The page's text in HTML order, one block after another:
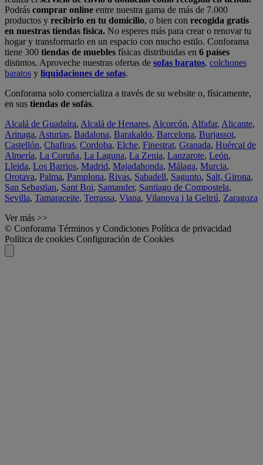
Podrás comprar online entre nuestra gama de más de 7.000
productos y recibirlo en tu domicilio, o bien con recogida gratis
en nuestras tiendas física. No esperes más para crear o renovar tu
hogar y transformarlo en un espacio con mucho estilo. Conforama
tiene 300 tiendas de muebles físicas distribuidas en 6 países
distintos. Aproveche nuestras ofertas de sofas baratos, colchones
baratos y liquidaciones de sofas.
Conforama solo comercializa a través de su website o, físicamente,
en sus tiendas de sofás.
Alcalá de Guadaíra, Alcalá de Henares, Alcorcón, Alfafar, Alicante,
Arinaga, Asturias, Badalona, Barakaldo, Barcelona, Burjassot,
Castellón, Chafiras, Cordoba, Elche, Finestrat, Granada, Huércal de
Almería, La Coruña, La Laguna, La Zenia, Lanzarote, León,
Lleida, Los Barrios, Madrid, Majadahonda, Málaga, Murcia,
Orotava, Palma, Pamplona, Rivas, Sabadell, Sagunto, Salt, Girona,
San Sebastian, Sant Boi, Santander, Santiago de Compostela,
Sevilla, Tamaraceite, Terrassa, Viana, Vilanova i la Geltrú, Zaragoza
Ver más >>
© Conforama Términos y Condiciones Política de privacidad
Política de cookies Configuración de Cookies